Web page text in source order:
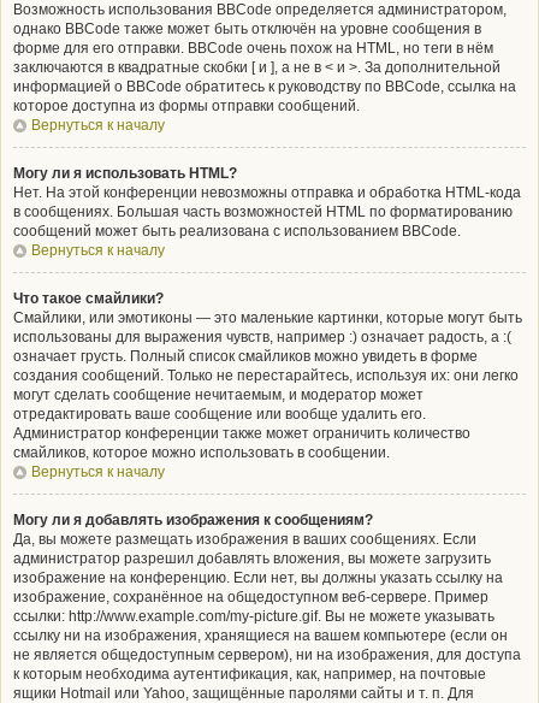
Возможность использования BBCode определяется администратором,
однако BBCode также может быть отключён на уровне сообщения в
форме для его отправки. BBCode очень похож на HTML, но теги в нём
заключаются в квадратные скобки [ и ], а не в < и >. За дополнительной
информацией о BBCode обратитесь к руководству по BBCode, ссылка на
которое доступна из формы отправки сообщений.
Вернуться к началу
Могу ли я использовать HTML?
Нет. На этой конференции невозможны отправка и обработка HTML-кода
в сообщениях. Большая часть возможностей HTML по форматированию
сообщений может быть реализована с использованием BBCode.
Вернуться к началу
Что такое смайлики?
Смайлики, или эмотиконы — это маленькие картинки, которые могут быть
использованы для выражения чувств, например :) означает радость, а :(
означает грусть. Полный список смайликов можно увидеть в форме
создания сообщений. Только не перестарайтесь, используя их: они легко
могут сделать сообщение нечитаемым, и модератор может
отредактировать ваше сообщение или вообще удалить его.
Администратор конференции также может ограничить количество
смайликов, которое можно использовать в сообщении.
Вернуться к началу
Могу ли я добавлять изображения к сообщениям?
Да, вы можете размещать изображения в ваших сообщениях. Если
администратор разрешил добавлять вложения, вы можете загрузить
изображение на конференцию. Если нет, вы должны указать ссылку на
изображение, сохранённое на общедоступном веб-сервере. Пример
ссылки: http://www.example.com/my-picture.gif. Вы не можете указывать
ссылку ни на изображения, хранящиеся на вашем компьютере (если он
не является общедоступным сервером), ни на изображения, для доступа
к которым необходима аутентификация, как, например, на почтовые
ящики Hotmail или Yahoo, защищённые паролями сайты и т. п. Для